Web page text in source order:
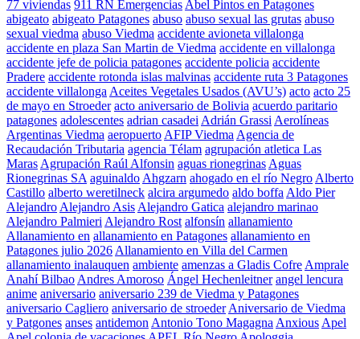
77 viviendas 911 RN Emergencias Abel Pintos en Patagones
abigeato abigeato Patagones abuso abuso sexual las grutas abuso
sexual viedma abuso Viedma accidente avioneta villalonga
accidente en plaza San Martin de Viedma accidente en villalonga
accidente jefe de policia patagones accidente policia accidente
Pradere accidente rotonda islas malvinas accidente ruta 3 Patagones
accidente villalonga Aceites Vegetales Usados (AVU’s) acto acto 25
de mayo en Stroeder acto aniversario de Bolivia acuerdo paritario
patagones adolescentes adrian casadei Adrián Grassi Aerolíneas
Argentinas Viedma aeropuerto AFIP Viedma Agencia de
Recaudación Tributaria agencia Télam agrupación atletica Las
Maras Agrupación Raúl Alfonsin aguas rionegrinas Aguas
Rionegrinas SA aguinaldo Ahgzarn ahogado en el río Negro Alberto
Castillo alberto weretilneck alcira argumedo aldo boffa Aldo Pier
Alejandro Alejandro Asis Alejandro Gatica alejandro marinao
Alejandro Palmieri Alejandro Rost alfonsín allanamiento
Allanamiento en allanamiento en Patagones allanamiento en
Patagones julio 2026 Allanamiento en Villa del Carmen
allanamiento inalauquen ambiente amenzas a Gladis Cofre Amprale
Anahí Bilbao Andres Amoroso Ángel Hechenleitner angel lencura
anime aniversario aniversario 239 de Viedma y Patagones
aniversario Cagliero aniversario de stroeder Aniversario de Viedma
y Patgones anses antidemon Antonio Tono Magagna Anxious Apel